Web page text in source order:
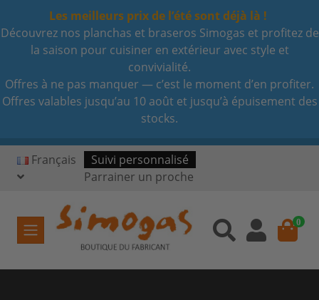
Les meilleurs prix de l’été sont déjà là !
Découvrez nos planchas et braseros Simogas et profitez de
la saison pour cuisiner en extérieur avec style et
convivialité.
Offres à ne pas manquer — c’est le moment d’en profiter.
Offres valables jusqu’au 10 août et jusqu’à épuisement des
stocks.
Français
Suivi personnalisé
Parrainer un proche
0